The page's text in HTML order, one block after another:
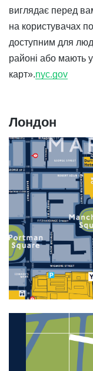
виглядає перед
на користувачах
доступним для
районі або мають
карт».nyc.gov
Лондон